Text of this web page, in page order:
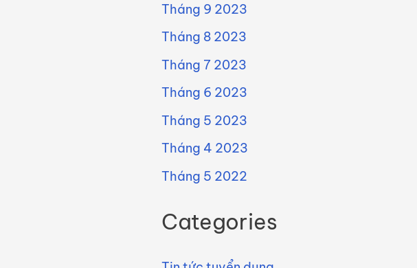
Tháng 9 2023
Tháng 8 2023
Tháng 7 2023
Tháng 6 2023
Tháng 5 2023
Tháng 4 2023
Tháng 5 2022
Categories